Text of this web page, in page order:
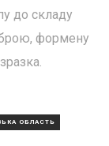
до складу
формену
ОБЛАСТЬ